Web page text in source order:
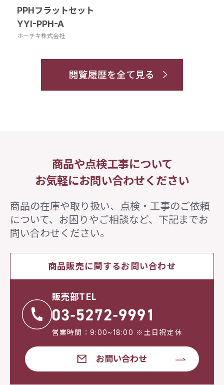
PPHフラットセット
YYI-PPH-A
ホーチキ株式会社
閲覧履歴を全て見る
商品や点検工事について
お気軽にお問い合わせください
商品の在庫や取り扱い、点検・工事のご依頼
について、 お困りやご相談など、下記までお
問い合わせください。
商品販売に関するお問い合わせ
販売部TEL
営業時間：9:00~18:00 ※土日祝定休
お問い合わせ